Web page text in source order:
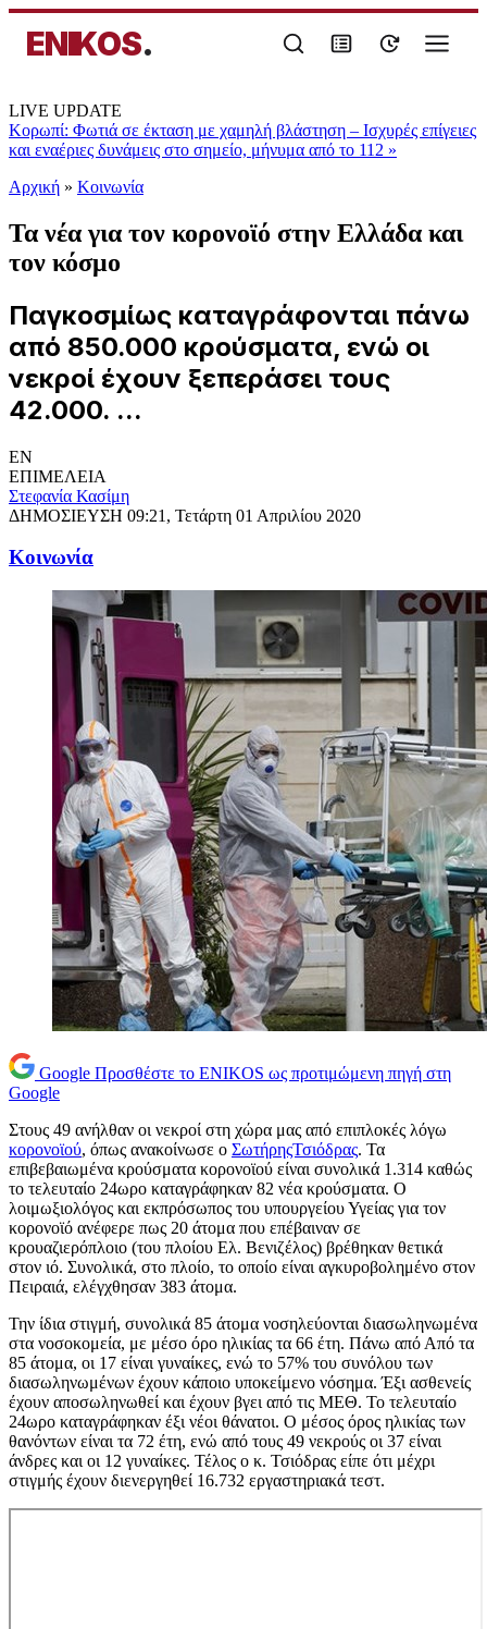
ENIKOS.
LIVE UPDATE
Κορωπί: Φωτιά σε έκταση με χαμηλή βλάστηση – Ισχυρές επίγειες
και εναέριες δυνάμεις στο σημείο, μήνυμα από το 112 »
Αρχική » Κοινωνία
Τα νέα για τον κορονοϊό στην Ελλάδα και
τον κόσμο
Παγκοσμίως καταγράφονται πάνω
από 850.000 κρούσματα, ενώ οι
νεκροί έχουν ξεπεράσει τους
42.000. ...
EN
ΕΠΙΜΕΛΕΙΑ
Στεφανία Κασίμη
ΔΗΜΟΣΙΕΥΣΗ 09:21, Τετάρτη 01 Απριλίου 2020
Κοινωνία
Google Προσθέστε το ENIKOS ως προτιμώμενη πηγή στη
Google
Στους 49 ανήλθαν οι νεκροί στη χώρα μας από επιπλοκές λόγω
κορονοϊού, όπως ανακοίνωσε ο ΣωτήρηςΤσιόδρας. Τα
επιβεβαιωμένα κρούσματα κορονοϊού είναι συνολικά 1.314 καθώς
το τελευταίο 24ωρο καταγράφηκαν 82 νέα κρούσματα. Ο
λοιμωξιολόγος και εκπρόσωπος του υπουργείου Υγείας για τον
κορονοϊό ανέφερε πως 20 άτομα που επέβαιναν σε
κρουαζιερόπλοιο (του πλοίου Ελ. Βενιζέλος) βρέθηκαν θετικά
στον ιό. Συνολικά, στο πλοίο, το οποίο είναι αγκυροβολημένο στον
Πειραιά, ελέγχθησαν 383 άτομα.
Την ίδια στιγμή, συνολικά 85 άτομα νοσηλεύονται διασωληνωμένα
στα νοσοκομεία, με μέσο όρο ηλικίας τα 66 έτη. Πάνω από Από τα
85 άτομα, οι 17 είναι γυναίκες, ενώ το 57% του συνόλου των
διασωληνωμένων έχουν κάποιο υποκείμενο νόσημα. Έξι ασθενείς
έχουν αποσωληνωθεί και έχουν βγει από τις ΜΕΘ. Το τελευταίο
24ωρο καταγράφηκαν έξι νέοι θάνατοι. Ο μέσος όρος ηλικίας των
θανόντων είναι τα 72 έτη, ενώ από τους 49 νεκρούς οι 37 είναι
άνδρες και οι 12 γυναίκες. Τέλος ο κ. Τσιόδρας είπε ότι μέχρι
στιγμής έχουν διενεργηθεί 16.732 εργαστηριακά τεστ.